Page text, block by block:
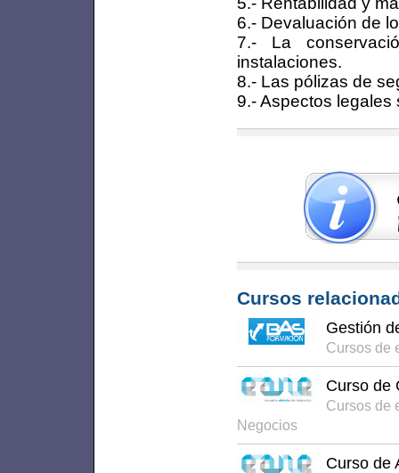
6.- Devaluación de
7.- La
instalaciones.
8.- Las pólizas de
9.- Aspectos
Cursos
Gestión
Cursos de
Curso de
Cursos de
Negocios
Curso de